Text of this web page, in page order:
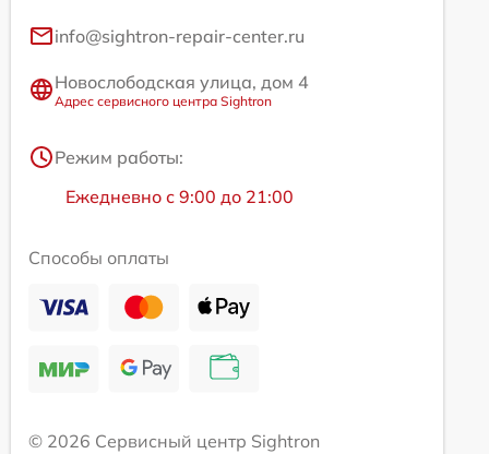
info@sightron-repair-center.ru
Новослободская улица, дом 4
Адрес сервисного центра Sightron
Режим работы:
Ежедневно с 9:00 до 21:00
Способы оплаты
© 2026 Сервисный центр Sightron